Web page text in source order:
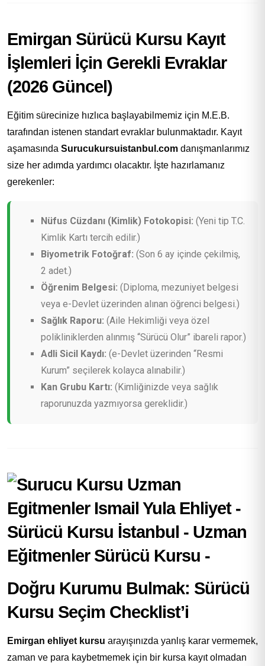
Emirgan Sürücü Kursu Kayıt
İşlemleri İçin Gerekli Evraklar
(2026 Güncel)
Eğitim sürecinize hızlıca başlayabilmemiz için M.E.B.
tarafından istenen standart evraklar bulunmaktadır. Kayıt
aşamasında Surucukursuistanbul.com danışmanlarımız
size her adımda yardımcı olacaktır. İşte hazırlamanız
gerekenler:
Nüfus Cüzdanı (Kimlik) Fotokopisi: (Yeni tip T.C.
Kimlik Kartı tercih edilir.)
Biyometrik Fotoğraf: (Son 6 ay içinde çekilmiş,
2 adet.)
Öğrenim Belgesi: (Diploma, mezuniyet belgesi
veya e-Devlet üzerinden alınan öğrenci belgesi.)
Sağlık Raporu: (Aile Hekimliği veya özel
polikliniklerden alınmış “Sürücü Olur” ibareli rapor.)
Adli Sicil Kaydı: (e-Devlet üzerinden “Resmi
Kurum” seçilerek kolayca alınabilir.)
Kan Grubu Kartı: (Kimliğinizde veya sağlık
raporunuzda yazmıyorsa gereklidir.)
Doğru Kurumu Bulmak: Sürücü
Kursu Seçim Checklist’i
Emirgan ehliyet kursu arayışınızda yanlış karar vermemek,
zaman ve para kaybetmemek için bir kursa kayıt olmadan